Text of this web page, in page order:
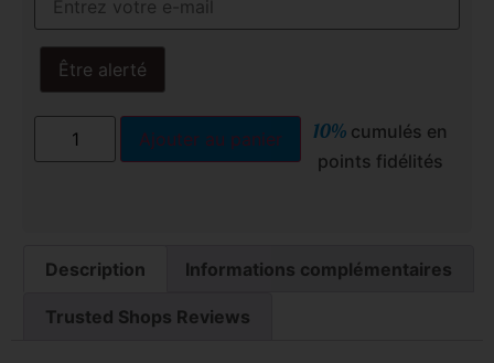
Être alerté
Ajouter au panier 10% cumulés en
points fidélités
Description Informations complémentaires
Trusted Shops Reviews